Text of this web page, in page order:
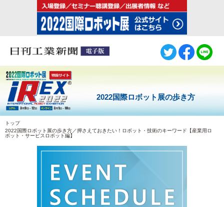
トップ
2022国際ロボット展の歩き方／押さえておきたい！ロボット・技術のキーワード【産業用ロ
ボット・サービスロボット編】
2022国際ロボット展の歩き方